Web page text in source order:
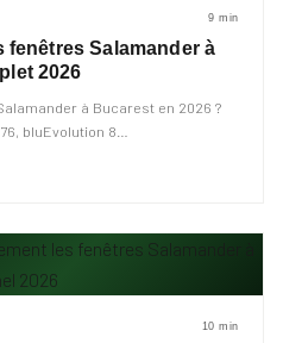
9 min
Salamander à
2026
à Bucarest en 2026 ?
bluEvolution 8
10 min